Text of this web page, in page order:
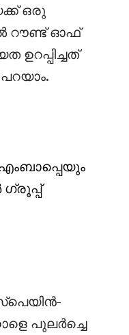
ഒരു
റൗണ്ട് ഓഫ്
ഉറപ്പിച്ചത്
ഗ്രൂപ്പ്‌
പുലർച്ചെ